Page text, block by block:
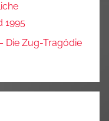
1995
Die Zug-Tragödie